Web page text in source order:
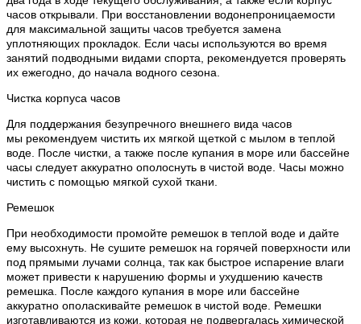
часов открывали. При восстановлении водонепроницаемости
для максимальной защиты часов требуется замена
уплотняющих прокладок. Если часы используются во время
занятий подводными видами спорта, рекомендуется проверять
их ежегодно, до начала водного сезона.
Чистка корпуса часов
Для поддержания безупречного внешнего вида часов
мы рекомендуем чистить их мягкой щеткой с мылом в теплой
воде. После чистки, а также после купания в море или бассейне
часы следует аккуратно ополоснуть в чистой воде. Часы можно
чистить с помощью мягкой сухой ткани.
Ремешок
При необходимости промойте ремешок в теплой воде и дайте
ему высохнуть. Не сушите ремешок на горячей поверхности или
под прямыми лучами солнца, так как быстрое испарение влаги
может привести к нарушению формы и ухудшению качеств
ремешка. После каждого купания в море или бассейне
аккуратно ополаскивайте ремешок в чистой воде. Ремешки
изготавливаются из кожи, которая не подвергалась химической